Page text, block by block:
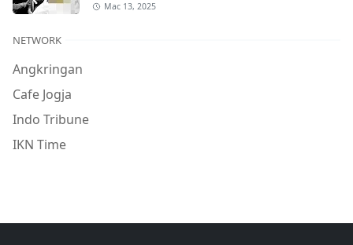
Mac 13, 2025
NETWORK
Angkringan
Cafe Jogja
Indo Tribune
IKN Time